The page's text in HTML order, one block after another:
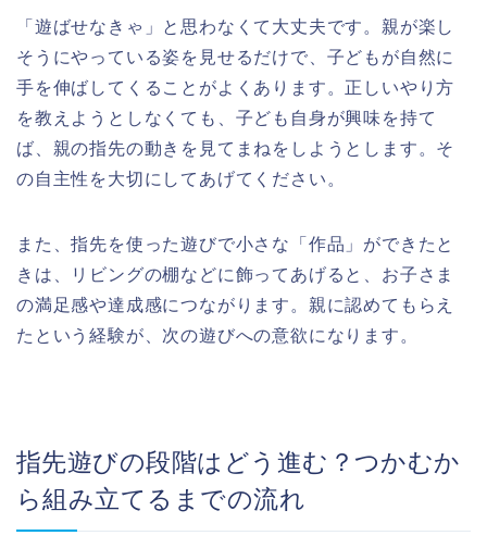
「遊ばせなきゃ」と思わなくて大丈夫です。親が楽し
そうにやっている姿を見せるだけで、子どもが自然に
手を伸ばしてくることがよくあります。正しいやり方
を教えようとしなくても、子ども自身が興味を持て
ば、親の指先の動きを見てまねをしようとします。そ
の自主性を大切にしてあげてください。
また、指先を使った遊びで小さな「作品」ができたと
きは、リビングの棚などに飾ってあげると、お子さま
の満足感や達成感につながります。親に認めてもらえ
たという経験が、次の遊びへの意欲になります。
指先遊びの段階はどう進む？つかむか
ら組み立てるまでの流れ